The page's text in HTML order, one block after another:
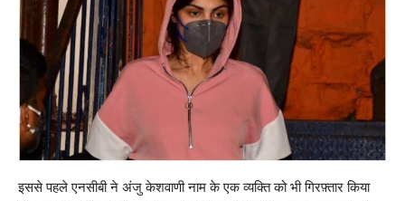
इससे पहले एनसीबी ने अंजु केशवाणी नाम के एक व्यक्ति को भी गिरफ़्तार किया